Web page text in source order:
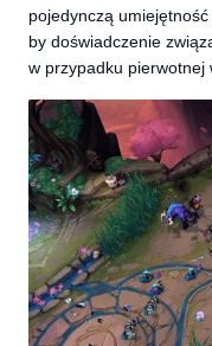
pojedynczą
by doświadczenie
w przypadku pierwotnej